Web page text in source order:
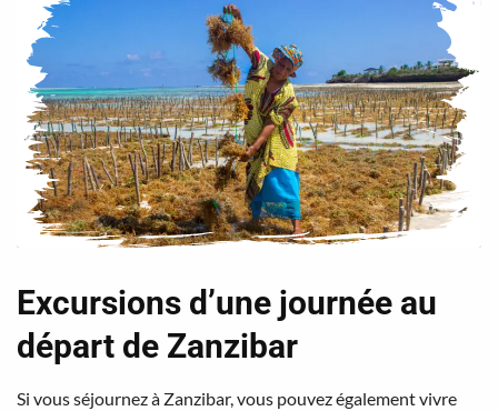
Excursions d’une journée au
départ de Zanzibar
Si vous séjournez à Zanzibar, vous pouvez également vivre